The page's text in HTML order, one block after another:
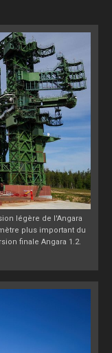
légère de l'Angara
plus important du
finale Angara 1.2.